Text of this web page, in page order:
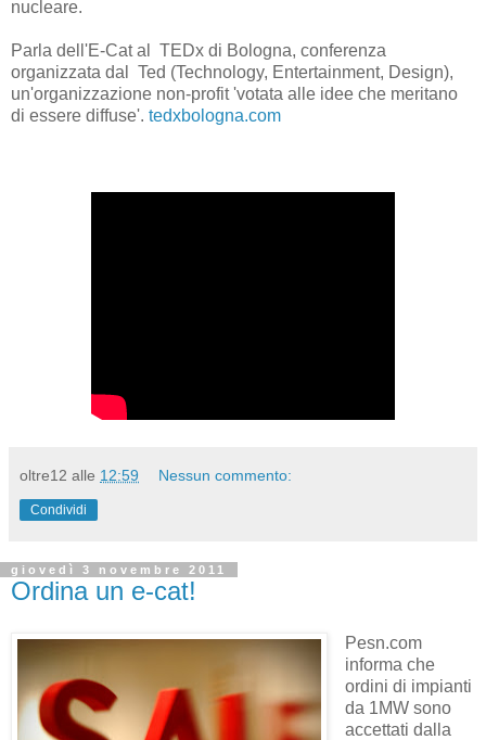
nucleare.
Parla dell'E-Cat al TEDx di Bologna, conferenza
organizzata dal Ted (Technology, Entertainment, Design),
un'organizzazione non-profit 'votata alle idee che meritano
di essere diffuse'. tedxbologna.com
oltre12 alle 12:59 Nessun commento:
Condividi
giovedì 3 novembre 2011
Ordina un e-cat!
Pesn.com
informa che
ordini di impianti
da 1MW sono
accettati dalla